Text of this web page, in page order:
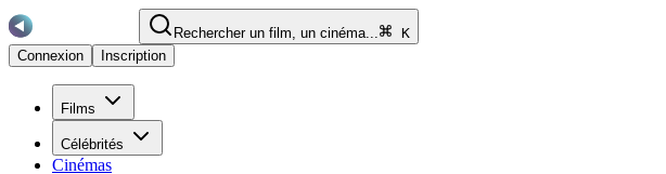
Rechercher un film, un cinéma...
K
Connexion
Inscription
Films
Célébrités
Cinémas